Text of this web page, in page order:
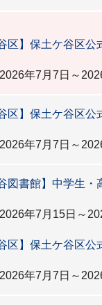
区】保土ケ谷区
年7月7日～
区】保土ケ谷区
年7月7日～
図書館】中学生
年7月15日～
区】保土ケ谷区
年7月7日～